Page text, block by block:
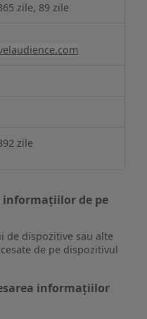
zile, 89 zile
zile
informațiilor de pe
de dispozitive sau alte
de pe dispozitivul
informațiilor